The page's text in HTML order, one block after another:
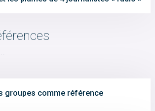
groupes comme référence